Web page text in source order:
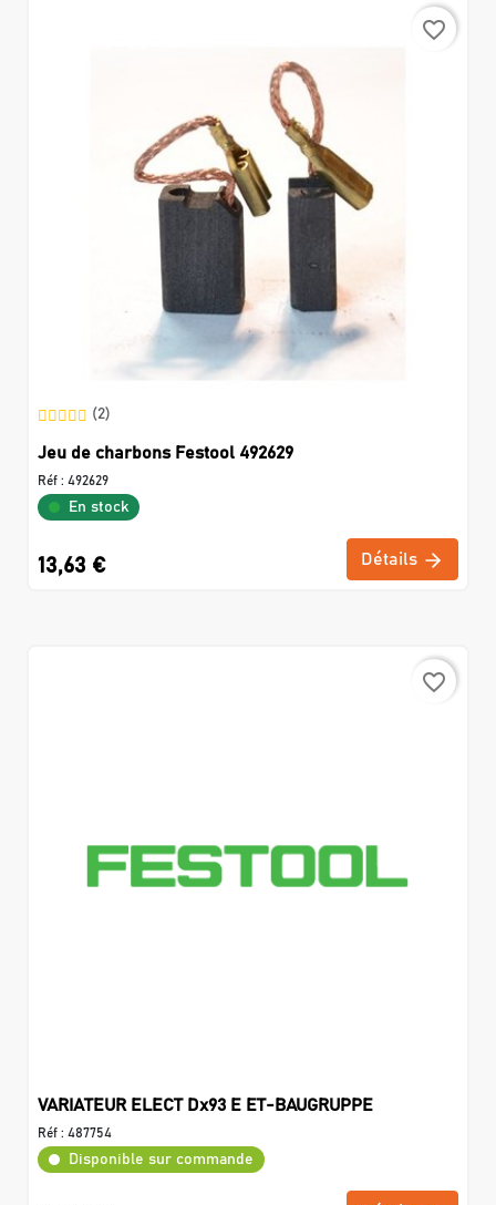
favorite_border
(2)
Jeu de charbons Festool 492629
Réf : 492629
En stock
13,63 € Détails
favorite_border
VARIATEUR ELECT Dx93 E ET-BAUGRUPPE
Réf : 487754
Disponible sur commande